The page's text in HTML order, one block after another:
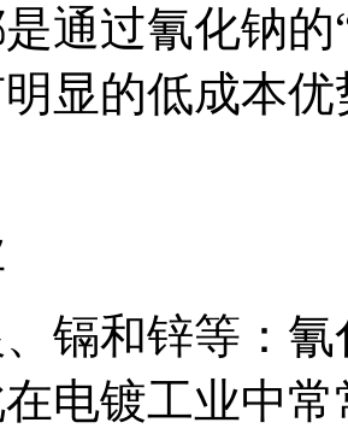
通过氰化钠
显的低成本优
镉和锌等：
电镀工业中